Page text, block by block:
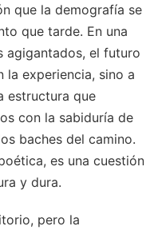
que la demografía se
que tarde. En una
agigantados, el futuro
la experiencia, sino a
estructura que
con la sabiduría de
baches del camino.
es una cuestión
y dura.
pero la